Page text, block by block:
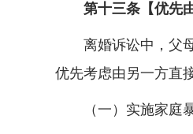
第十三条【优先
离婚诉讼中，父母
优先考虑由另一方直
（一）实施家庭暴